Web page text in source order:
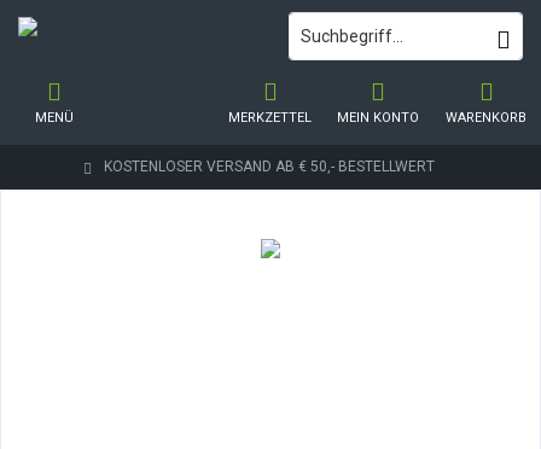
KOSTENLOSER VERSAND AB € 50,- BESTELLWERT
WARENKORB
MERKZETTEL MEIN KONTO
MENÜ